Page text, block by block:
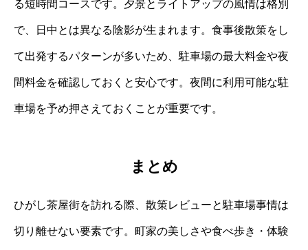
る短時間コースです。夕景とライトアップの風情は格別
で、日中とは異なる陰影が生まれます。食事後散策をし
て出発するパターンが多いため、駐車場の最大料金や夜
間料金を確認しておくと安心です。夜間に利用可能な駐
車場を予め押さえておくことが重要です。
まとめ
ひがし茶屋街を訪れる際、散策レビューと駐車場事情は
切り離せない要素です。町家の美しさや食べ歩き・体験